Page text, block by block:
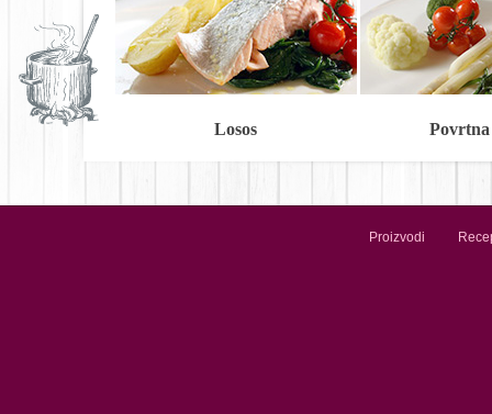
Losos
Proizvodi